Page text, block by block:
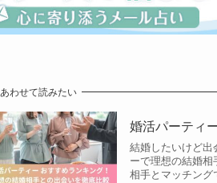
あわせて読みたい
婚活パーティ
結婚したいけど
ーで理想の結婚
相手とマッチング